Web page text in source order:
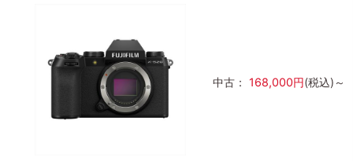
中古： 168,000円(税込)～